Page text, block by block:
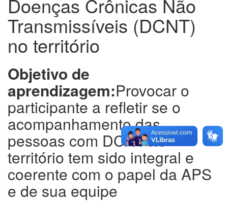
Doenças Crônicas Não
Transmissíveis (DCNT)
no território
Objetivo de
aprendizagem:Provocar o
participante a refletir se o
acompanhamento das
pessoas com DCNT no
território tem sido integral e
coerente com o papel da APS
e de sua equipe